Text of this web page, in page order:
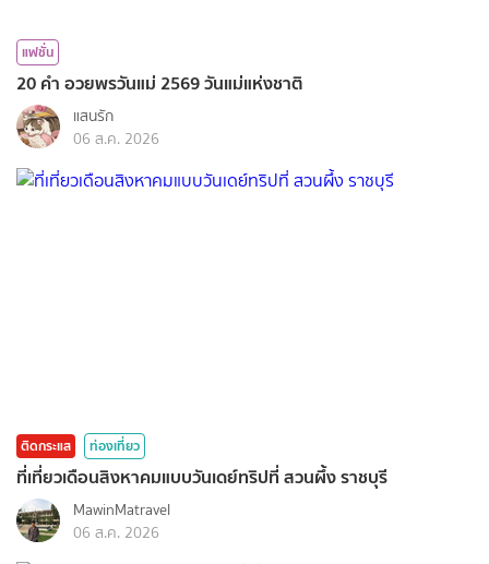
แฟชั่น
20 คำ อวยพรวันแม่ 2569 วันแม่แห่งชาติ
แสนรัก
06 ส.ค. 2026
ติดกระแส ท่องเที่ยว
ที่เที่ยวเดือนสิงหาคมแบบวันเดย์ทริปที่ สวนผึ้ง ราชบุรี
MawinMatravel
06 ส.ค. 2026